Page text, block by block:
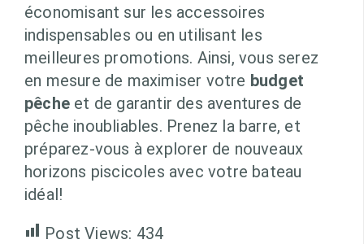
économisant sur les accessoires
indispensables ou en utilisant les
meilleures promotions. Ainsi, vous serez
en mesure de maximiser votre budget
pêche et de garantir des aventures de
pêche inoubliables. Prenez la barre, et
préparez-vous à explorer de nouveaux
horizons piscicoles avec votre bateau
idéal!
Post Views: 434